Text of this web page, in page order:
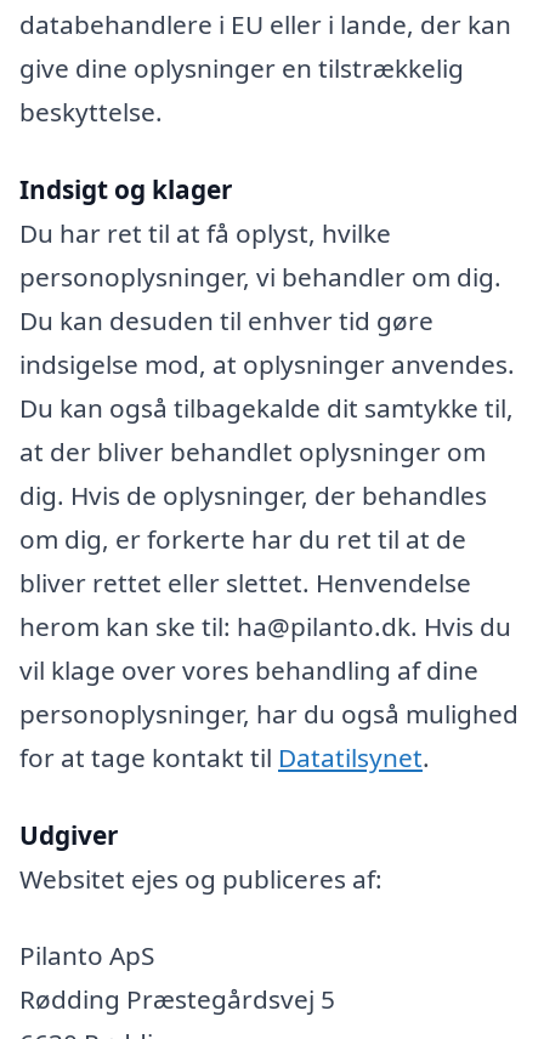
databehandlere i EU eller i lande, der kan
give dine oplysninger en tilstrækkelig
beskyttelse.
Indsigt og klager
Du har ret til at få oplyst, hvilke
personoplysninger, vi behandler om dig.
Du kan desuden til enhver tid gøre
indsigelse mod, at oplysninger anvendes.
Du kan også tilbagekalde dit samtykke til,
at der bliver behandlet oplysninger om
dig. Hvis de oplysninger, der behandles
om dig, er forkerte har du ret til at de
bliver rettet eller slettet. Henvendelse
herom kan ske til: ha@pilanto.dk. Hvis du
vil klage over vores behandling af dine
personoplysninger, har du også mulighed
for at tage kontakt til Datatilsynet.
Udgiver
Websitet ejes og publiceres af:
Pilanto ApS
Rødding Præstegårdsvej 5